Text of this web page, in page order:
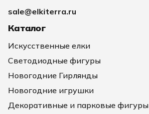
sale@elkiterra.ru
Каталог
Искусственные елки
Светодиодные фигуры
Новогодние Гирлянды
Новогодние игрушки
Декоративные и парковые фигуры